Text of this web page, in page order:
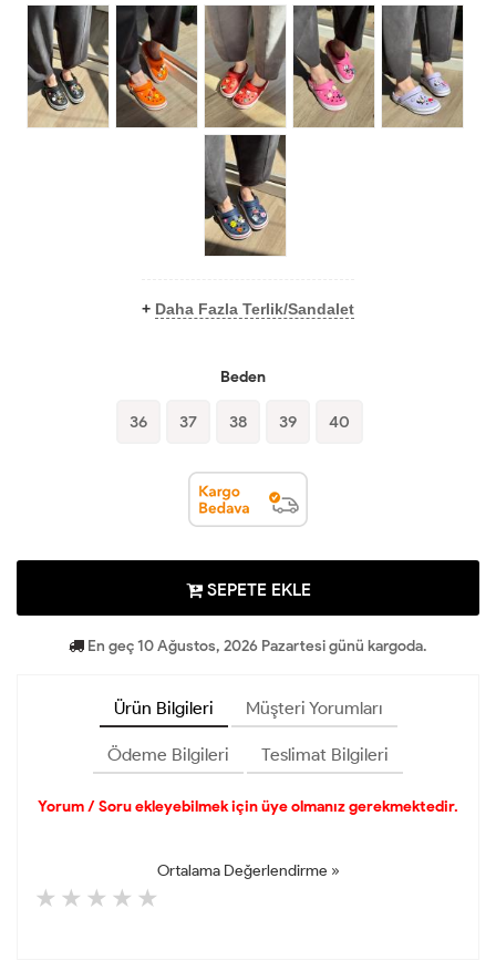
+ Daha Fazla Terlik/Sandalet
Beden
36 37 38 39 40
SEPETE EKLE
En geç 10 Ağustos, 2026 Pazartesi günü kargoda.
Ürün Bilgileri Müşteri Yorumları
Ödeme Bilgileri Teslimat Bilgileri
Yorum / Soru ekleyebilmek için üye olmanız gerekmektedir.
Ortalama Değerlendirme »